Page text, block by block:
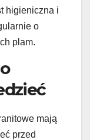
higieniczna i
o
plam.
mają
przed